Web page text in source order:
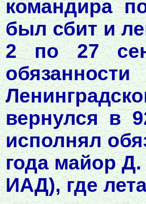
командира
был сбит и
2 по 27
вернулся в
исполнял
года майор
ИАД), где